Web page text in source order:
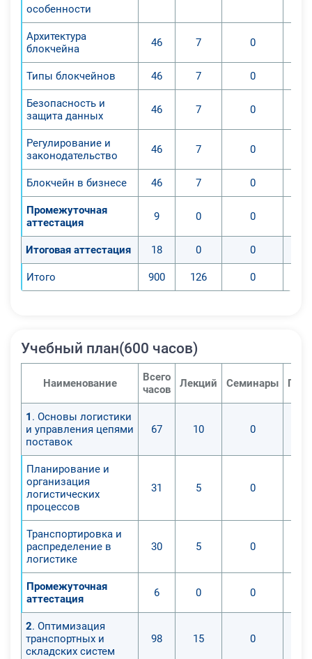
особенности
Архитектура
блокчейна
46 7 0
Типы блокчейнов 46 7 0
Безопасность и
защита данных
46 7 0
Регулирование и
законодательство
46 7 0
Блокчейн в бизнесе 46 7 0
Промежуточная
аттестация
9 0 0
Итоговая аттестация 18 0 0
Итого 900 126 0
Учебный план(600 часов)
Наименование
Всего
часов
Лекций Семинары
1 . Основы логистики
и управления цепями
поставок
67 10 0
Планирование и
организация
логистических
процессов
31 5 0
Транспортировка и
распределение в
логистике
30 5 0
Промежуточная
аттестация
6 0 0
2. Оптимизация
транспортных и
складских систем
98 15 0